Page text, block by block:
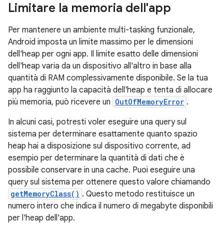
Limitare la memoria dell'app
Per mantenere un ambiente multi-tasking funzionale,
Android imposta un limite massimo per le dimensioni
dell'heap per ogni app. Il limite esatto delle dimensioni
dell'heap varia da un dispositivo all'altro in base alla
quantità di RAM complessivamente disponibile. Se la tua
app ha raggiunto la capacità dell'heap e tenta di allocare
più memoria, può ricevere un OutOfMemoryError .
In alcuni casi, potresti voler eseguire una query sul
sistema per determinare esattamente quanto spazio
heap hai a disposizione sul dispositivo corrente, ad
esempio per determinare la quantità di dati che è
possibile conservare in una cache. Puoi eseguire una
query sul sistema per ottenere questo valore chiamando
getMemoryClass() . Questo metodo restituisce un
numero intero che indica il numero di megabyte disponibili
per l'heap dell'app.